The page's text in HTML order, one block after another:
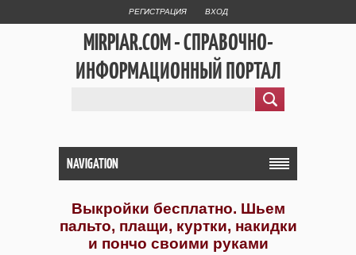
РЕГИСТРАЦИЯ ВХОД
MIRPIAR.COM - СПРАВОЧНО-
ИНФОРМАЦИОННЫЙ ПОРТАЛ
NAVIGATION
Выкройки бесплатно. Шьем
пальто, плащи, куртки, накидки
и пончо своими руками